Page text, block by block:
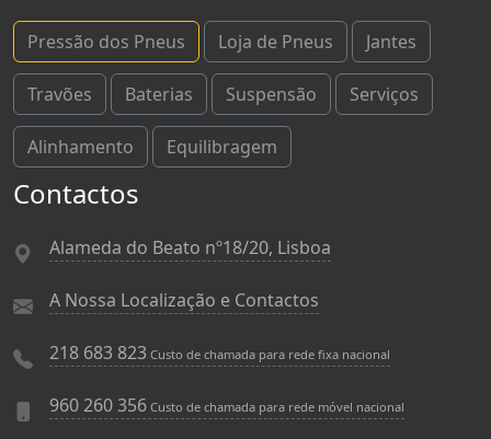
Pressão dos Pneus Loja de Pneus Jantes
Travões Baterias Suspensão Serviços
Alinhamento Equilibragem
Contactos
Alameda do Beato nº18/20, Lisboa
A Nossa Localização e Contactos
218 683 823 Custo de chamada para rede fixa nacional
960 260 356 Custo de chamada para rede móvel nacional